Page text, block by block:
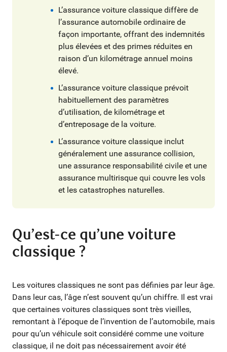
L’assurance voiture classique diffère de
l’assurance automobile ordinaire de
façon importante, offrant des indemnités
plus élevées et des primes réduites en
raison d’un kilométrage annuel moins
élevé.
L’assurance voiture classique prévoit
habituellement des paramètres
d’utilisation, de kilométrage et
d’entreposage de la voiture.
L’assurance voiture classique inclut
généralement une assurance collision,
une assurance responsabilité civile et une
assurance multirisque qui couvre les vols
et les catastrophes naturelles.
Qu’est-ce qu’une voiture
classique ?
Les voitures classiques ne sont pas définies par leur âge.
Dans leur cas, l’âge n’est souvent qu’un chiffre. Il est vrai
que certaines voitures classiques sont très vieilles,
remontant à l’époque de l’invention de l’automobile, mais
pour qu’un véhicule soit considéré comme une voiture
classique, il ne doit pas nécessairement avoir été